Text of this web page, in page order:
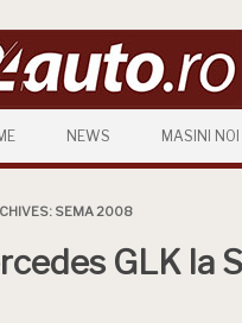
NEWS MASINI NOI
SEMA 2008
GLK la